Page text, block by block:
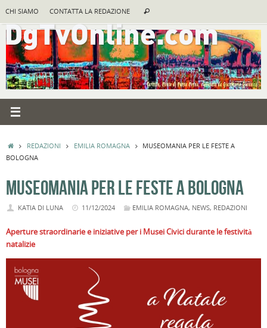
contenuto
CHI SIAMO CONTATTA LA REDAZIONE Cerca
HOMEREDAZIONI EMILIA ROMAGNA
MUSEOMANIA PER LE FESTE A
BOLOGNA
MUSEOMANIA PER LE FESTE A BOLOGNA
KATIA DI LUNA 11/12/2024 EMILIA ROMAGNA, NEWS, REDAZIONI
Aperture straordinarie e iniziative per i Musei Civici durante le festività
natalizie